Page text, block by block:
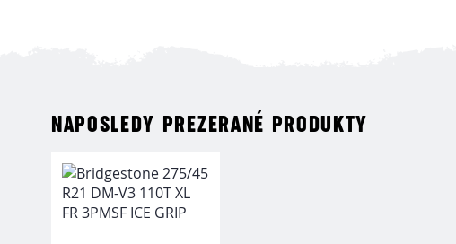
NAPOSLEDY PREZERANÉ PRODUKTY